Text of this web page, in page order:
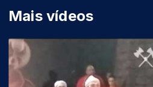
Mais vídeos